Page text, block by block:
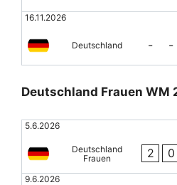
16.11.2026
Deutschland - -
Deutschland Frauen WM
5.6.2026
Deutschland
Frauen
2 0
9.6.2026